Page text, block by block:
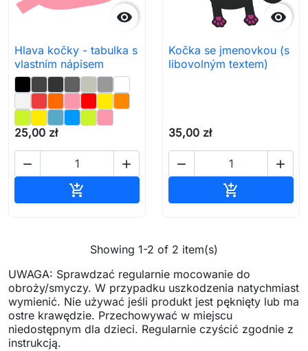

Hlava kočky - tabulka s
vlastním nápisem
25,00 zł
 


Kočka se jmenovkou (s
libovolným textem)
35,00 zł
 

Showing 1-2 of 2 item(s)
UWAGA: Sprawdzać regularnie mocowanie do
obroży/smyczy. W przypadku uszkodzenia natychmiast
wymienić. Nie używać jeśli produkt jest pęknięty lub ma
ostre krawędzie. Przechowywać w miejscu
niedostępnym dla dzieci. Regularnie czyścić zgodnie z
instrukcją.